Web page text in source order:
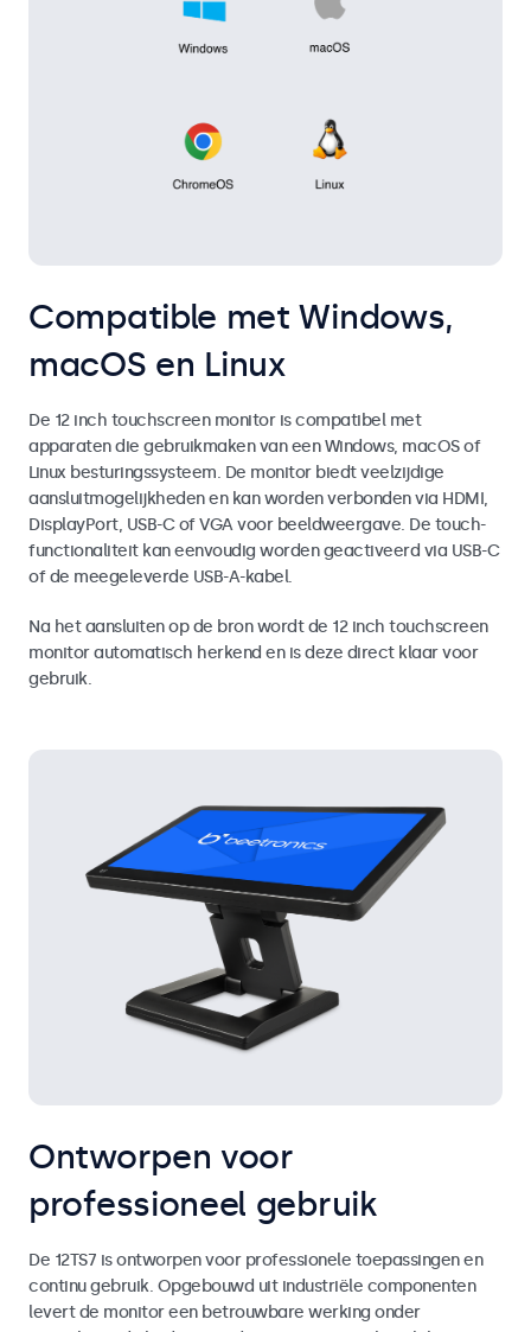
Compatible met Windows,
macOS en Linux
De 12 inch touchscreen monitor is compatibel met
apparaten die gebruikmaken van een Windows, macOS of
Linux besturingssysteem. De monitor biedt veelzijdige
aansluitmogelijkheden en kan worden verbonden via HDMI,
DisplayPort, USB-C of VGA voor beeldweergave. De touch-
functionaliteit kan eenvoudig worden geactiveerd via USB-C
of de meegeleverde USB-A-kabel.
Na het aansluiten op de bron wordt de 12 inch touchscreen
monitor automatisch herkend en is deze direct klaar voor
gebruik.
Ontworpen voor
professioneel gebruik
De 12TS7 is ontworpen voor professionele toepassingen en
continu gebruik. Opgebouwd uit industriële componenten
levert de monitor een betrouwbare werking onder